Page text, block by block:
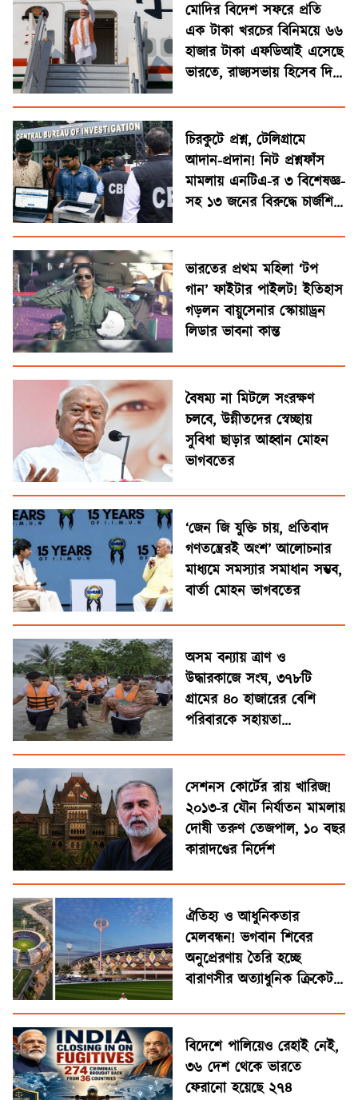
মোদির বিদেশ সফরে প্রতি
এক টাকা খরচের বিনিময়ে ৬৬
হাজার টাকা এফডিআই এসেছে
ভারতে, রাজ্যসভায় হিসেব দিল
চিরকুটে প্রশ্ন, টেলিগ্রামে
আদান-প্রদান! নিট প্রশ্নফাঁস
মামলায় এনটিএ-র ৩ বিশেষজ্ঞ-
সহ ১৩ জনের বিরুদ্ধে চার্জশিট
ভারতের প্রথম মহিলা ‘টপ
গান’ ফাইটার পাইলট! ইতিহাস
গড়লন বায়ুসেনার স্কোয়াড্রন
লিডার ভাবনা কান্ত
বৈষম্য না মিটলে সংরক্ষণ
চলবে, উন্নীতদের স্বেচ্ছায়
সুবিধা ছাড়ার আহ্বান মোহন
ভাগবতের
‘জেন জি যুক্তি চায়, প্রতিবাদ
গণতন্ত্রেরই অংশ’ আলোচনার
মাধ্যমে সমস্যার সমাধান সম্ভব,
বার্তা মোহন ভাগবতের
অসম বন্যায় ত্রাণ ও
উদ্ধারকাজে সংঘ, ৩৭৮টি
গ্রামের ৪০ হাজারের বেশি
পরিবারকে সহায়তা
সেশনস কোর্টের রায় খারিজ!
২০১৩-র যৌন নির্যাতন মামলায়
দোষী তরুণ তেজপাল, ১০ বছর
কারাদণ্ডের নির্দেশ
ঐতিহ্য ও আধুনিকতার
মেলবন্ধন! ভগবান শিবের
অনুপ্রেরণায় তৈরি হচ্ছে
বারাণসীর অত্যাধুনিক ক্রিকেট
বিদেশে পালিয়েও রেহাই নেই,
৩৬ দেশ থেকে ভারতে
ফেরানো হয়েছে ২৭৪